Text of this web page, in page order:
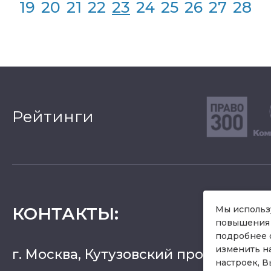
19 20 21 22 23 24 25 26 27 28
Рейтинги
КОНТАКТЫ:
г. Москва, Кутузовский проспект 36,
Мы
повышения
подробнее
изменить
настроек,